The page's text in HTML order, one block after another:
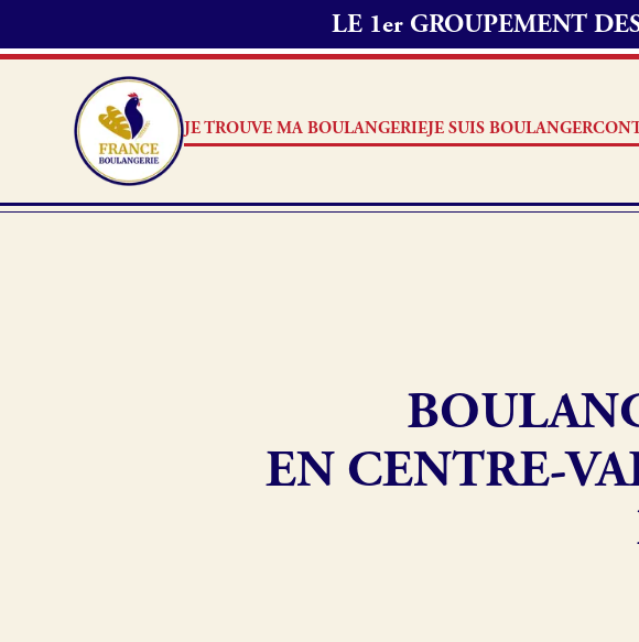
LE 1er GROUPEMENT
JE TROUVE MA BOULANGERIEJE SUIS BOULANGER
Pourquoi adhérer à France Boulangerie
EN CENTRE-